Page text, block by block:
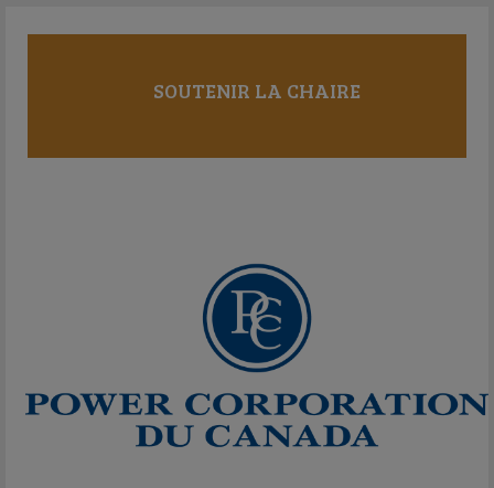
SOUTENIR LA CHAIRE